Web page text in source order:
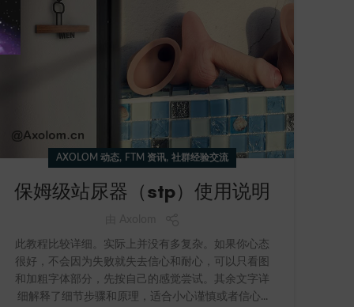
AXOLOM 动态, FTM 资讯, 社群经验交流
保姆级站尿器（stp）使用说明
此教程比较详细。实际上并没有多复杂。如果你心态
很好，不会因为失败就失去信心和耐心，可以只看图
和加粗字体部分，先按自己的感觉尝试。其余文字详
细解释了细节步骤和原理，适合小心谨慎或者信心...